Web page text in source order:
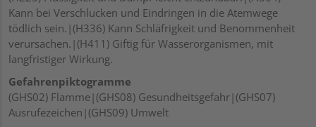
Kann bei Verschlucken und Eindringen in die Atemwege
tödlich sein.|(H336) Kann Schläfrigkeit und Benommenheit
verursachen.|(H411) Giftig für Wasserorganismen, mit
langfristiger Wirkung.
Gefahrenpiktogramme
(GHS02) Flamme|(GHS08) Gesundheitsgefahr|(GHS07)
Ausrufezeichen|(GHS09) Umwelt